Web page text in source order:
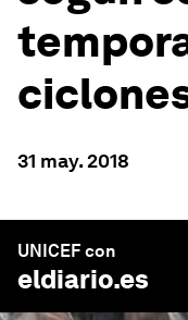
31 may. 2018
UNICEF con
eldiario.es